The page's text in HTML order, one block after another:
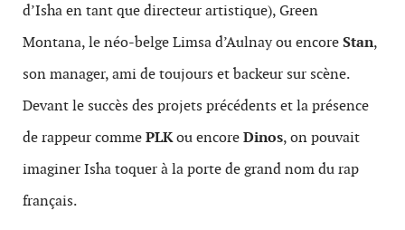
d’Isha en tant que directeur artistique), Green
Montana, le néo-belge Limsa d’Aulnay ou encoreStan,
son manager, ami de toujours et backeur sur scène.
Devant le succès des projets précédents et la présence
de rappeur commePLKou encoreDinos, on pouvait
imaginer Isha toquer à la porte de grand nom du rap
français.